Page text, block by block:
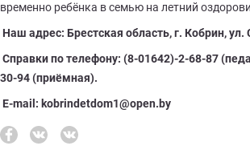
временно ребёнка в семью на летний
Наш адрес: Брестская область, г. Кобрин,
Справки по телефону: (8-01642)-2-68-87
30-94 (приёмная).
E-mail: kobrindetdom1@open.by